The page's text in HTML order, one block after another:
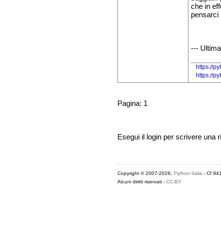
che in
pensarci
---
https://
https://
Pagina: 1
Esegui il login per scrivere una
Copyright © 2007-2026, Python Italia- Cf
Alcuni diritti riservati - CC-BY